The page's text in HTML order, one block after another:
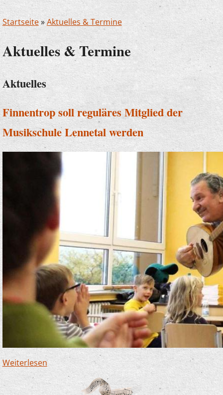
Startseite»Aktuelles & Termine
Aktuelles & Termine
Aktuelles
Finnentrop soll reguläres Mitglied der
Musikschule Lennetal werden
Weiterlesenüber Finnentrop soll reguläres Mitglied der
Musikschule Lennetal werden